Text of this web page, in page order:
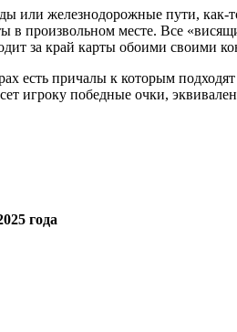
или железнодорожные пути,
в произвольном месте. Все
за край карты обоими своими
есть причалы к которым
игроку победные очки,
года